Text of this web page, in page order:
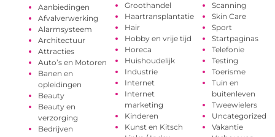
Aanbiedingen
Afvalverwerking
Alarmsysteem
Architectuur
Attracties
Auto’s en Motoren
Banen en
opleidingen
Beauty
Beauty en
verzorging
Bedrijven
Groothandel
Haartransplantatie
Hair
Hobby en vrije tijd
Horeca
Huishoudelijk
Industrie
Internet
Internet
marketing
Kinderen
Kunst en Kitsch
Scanning
Skin Care
Sport
Startpaginas
Telefonie
Testing
Toerisme
Tuin en
buitenleven
Tweewielers
Uncategorized
Vakantie